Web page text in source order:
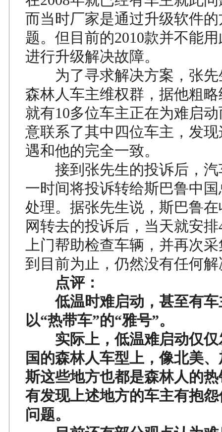
而当时厂家是通过升级软件
题。但目前的2010款并不能
进行升级解决故障。
为了寻求解决方案，张先
森林人车主维权群，据他粗
就有10多位车主正在为难启
意联系了其中四位车主，发
遇和他的完全一致。
接到张先生的投诉后，汽
一时间将投诉转给斯巴鲁中
处理。据张先生说，斯巴鲁
网转去的投诉后，当天就安
上门帮助检查车辆，并再次
到目前为止，仍然没有任何
点评：
低温时难启动，甚至有车
以“热带车”的“雅号”。
实际上，低温难启动仅仅
国的森林人车型上，像北美
斯这些地方也都是森林人的
有发现上述地方的车主有抱
问题。